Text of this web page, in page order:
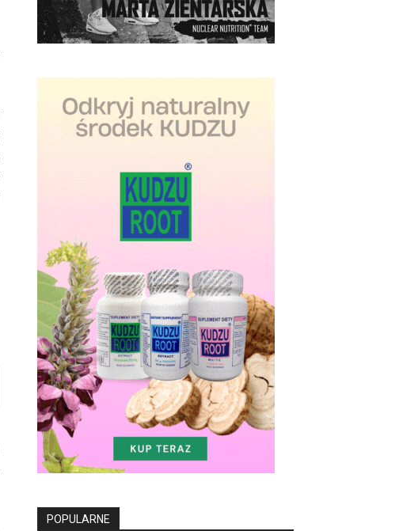
POPULARNE